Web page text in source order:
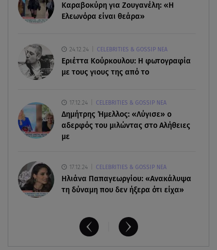
Φωτιά στο Στεφάνι Κορίνθου: Μήνυμα από το 112
- Σηκώθηκαν εναέρια μέσα
Έξοδος Αυγούστου: Στο 100% η πληρότητα για
Κυκλάδες
αποτελέσματα
Καραβοκύρη για Ζουγανέλη: «Η
Ελεωνόρα είναι θεάρα»
24.12.24 CELEBRITIES & GOSSIP ΝΕΑ
Εριέττα Κούρκουλου: Η φωτογραφία
με τους γιους της από το
17.12.24 CELEBRITIES & GOSSIP ΝΕΑ
Δημήτρης Ήμελλος: «Λύγισε» ο
αδερφός του μιλώντας στο Αλήθειες
με
17.12.24 CELEBRITIES & GOSSIP ΝΕΑ
Ηλιάνα Παπαγεωργίου: «Ανακάλυψα
τη δύναμη που δεν ήξερα ότι είχα»